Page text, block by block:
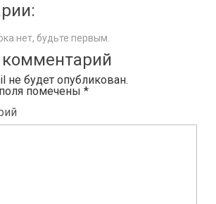
нет, будьте первым.
не будет опубликован.
помечены *